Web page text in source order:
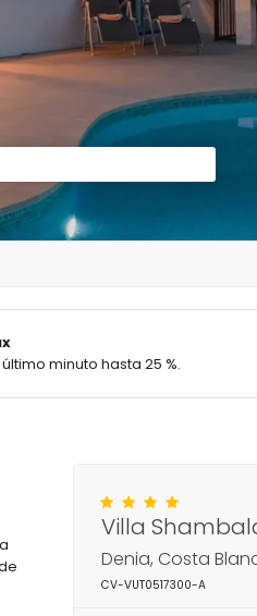
minuto hasta 25 %.
Villa
Denia, Costa
CV-VUT0517300-A